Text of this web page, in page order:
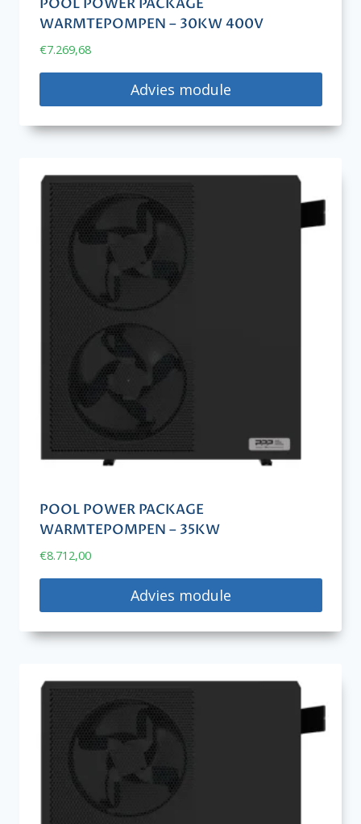
WARMTEPOMPEN – 30KW 400V
€7.269,68
Advies module
POOL POWER PACKAGE
WARMTEPOMPEN – 35KW
€8.712,00
Advies module